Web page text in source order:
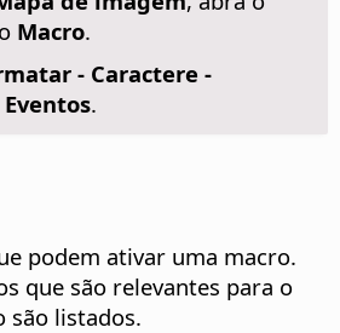
Macro.
- Caractere -
Eventos.
podem ativar uma macro.
que são relevantes para o
são listados.